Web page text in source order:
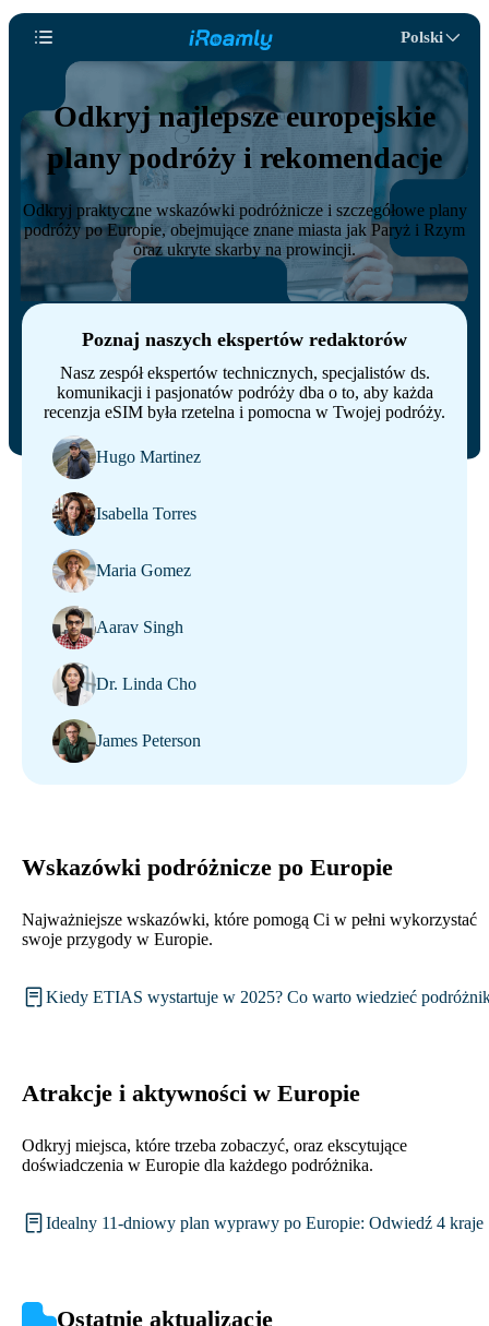
Polski
Odkryj najlepsze europejskie
plany podróży i rekomendacje
Odkryj praktyczne wskazówki podróżnicze i szczegółowe plany
podróży po Europie, obejmujące znane miasta jak Paryż i Rzym
oraz ukryte skarby na prowincji.
Poznaj naszych ekspertów redaktorów
Nasz zespół ekspertów technicznych, specjalistów ds.
komunikacji i pasjonatów podróży dba o to, aby każda
recenzja eSIM była rzetelna i pomocna w Twojej podróży.
Hugo Martinez
Isabella Torres
Maria Gomez
Aarav Singh
Dr. Linda Cho
James Peterson
Wskazówki podróżnicze po Europie
Najważniejsze wskazówki, które pomogą Ci w pełni wykorzystać
swoje przygody w Europie.
Kiedy ETIAS wystartuje w 2025? Co warto wiedzieć
Atrakcje i aktywności w Europie
Odkryj miejsca, które trzeba zobaczyć, oraz ekscytujące
doświadczenia w Europie dla każdego podróżnika.
Idealny 11-dniowy plan wyprawy po Europie: Odwiedź 4 kraje
Ostatnie aktualizacje